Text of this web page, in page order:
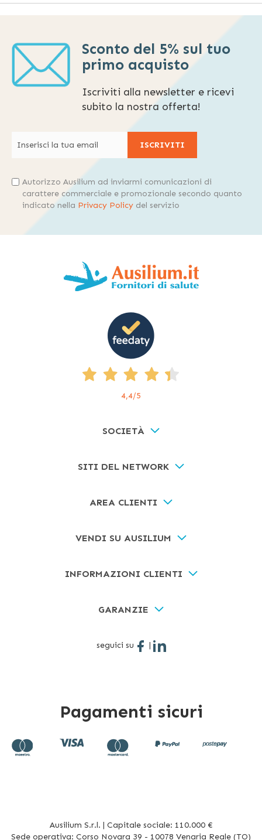
Sconto del 5% sul tuo
primo acquisto
Iscriviti alla newsletter e ricevi
subito la nostra offerta!
ISCRIVITI
Autorizzo Ausilium ad inviarmi comunicazioni di
carattere commerciale e promozionale secondo quanto
indicato nella Privacy Policy del servizio
4,4/5
SOCIETÀ
SITI DEL NETWORK
AREA CLIENTI
VENDI SU AUSILIUM
INFORMAZIONI CLIENTI
GARANZIE
seguici su |
Pagamenti sicuri
Ausilium S.r.l. | Capitale sociale: 110.000 €
Sede operativa: Corso Novara 39 - 10078 Venaria Reale (TO)